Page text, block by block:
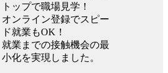
トップで職場見学！
オンライン登録でスピー
ド就業もOK！
就業までの接触機会の最
小化を実現しました。